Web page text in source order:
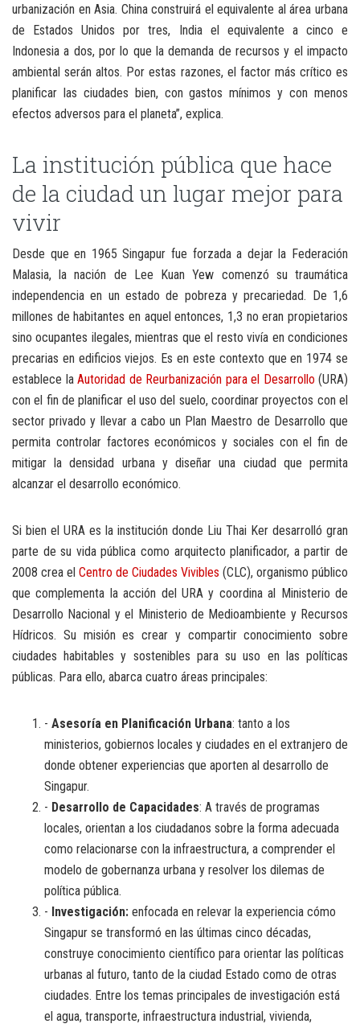
urbanización en Asia. China construirá el equivalente al área urbana
de Estados Unidos por tres, India el equivalente a cinco e
Indonesia a dos, por lo que la demanda de recursos y el impacto
ambiental serán altos. Por estas razones, el factor más crítico es
planificar las ciudades bien, con gastos mínimos y con menos
efectos adversos para el planeta”, explica.
La institución pública que hace
de la ciudad un lugar mejor para
vivir
Desde que en 1965 Singapur fue forzada a dejar la Federación
Malasia, la nación de Lee Kuan Yew comenzó su traumática
independencia en un estado de pobreza y precariedad. De 1,6
millones de habitantes en aquel entonces, 1,3 no eran propietarios
sino ocupantes ilegales, mientras que el resto vivía en condiciones
precarias en edificios viejos. Es en este contexto que en 1974 se
establece la Autoridad de Reurbanización para el Desarrollo (URA)
con el fin de planificar el uso del suelo, coordinar proyectos con el
sector privado y llevar a cabo un Plan Maestro de Desarrollo que
permita controlar factores económicos y sociales con el fin de
mitigar la densidad urbana y diseñar una ciudad que permita
alcanzar el desarrollo económico.
Si bien el URA es la institución donde Liu Thai Ker desarrolló gran
parte de su vida pública como arquitecto planificador, a partir de
2008 crea el Centro de Ciudades Vivibles (CLC), organismo público
que complementa la acción del URA y coordina al Ministerio de
Desarrollo Nacional y el Ministerio de Medioambiente y Recursos
Hídricos. Su misión es crear y compartir conocimiento sobre
ciudades habitables y sostenibles para su uso en las políticas
públicas. Para ello, abarca cuatro áreas principales:
- Asesoría en Planificación Urbana: tanto a los
ministerios, gobiernos locales y ciudades en el extranjero de
donde obtener experiencias que aporten al desarrollo de
Singapur.
- Desarrollo de Capacidades: A través de programas
locales, orientan a los ciudadanos sobre la forma adecuada
como relacionarse con la infraestructura, a comprender el
modelo de gobernanza urbana y resolver los dilemas de
política pública.
- Investigación: enfocada en relevar la experiencia cómo
Singapur se transformó en las últimas cinco décadas,
construye conocimiento científico para orientar las políticas
urbanas al futuro, tanto de la ciudad Estado como de otras
ciudades. Entre los temas principales de investigación está
el agua, transporte, infraestructura industrial, vivienda,